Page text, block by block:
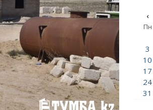
‹
Пн
3
10
17
24
31